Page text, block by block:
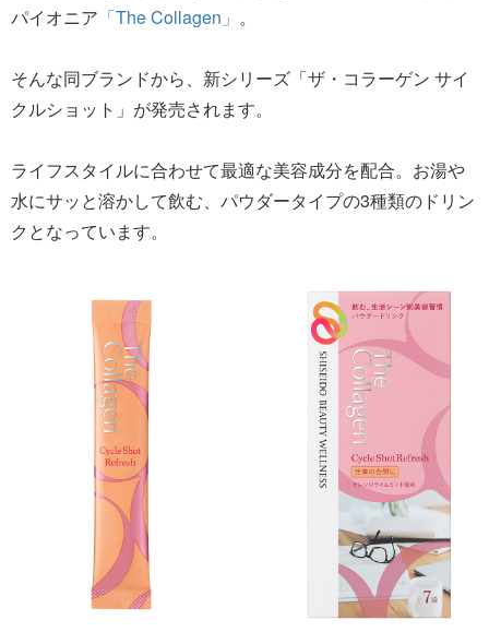
パイオニア 「The Collagen」 。
そんな同ブランドから、新シリーズ「ザ・コラーゲン サイ
クルショット」が発売されます。
ライフスタイルに合わせて最適な美容成分を配合。お湯や
水にサッと溶かして飲む、パウダータイプの3種類のドリン
クとなっています。